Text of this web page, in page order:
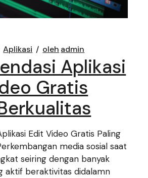
Aplikasi oleh admin
Aplikasi
Gratis
Edit Video Gratis Paling
media sosial saat
seiring dengan banyak
aktif beraktivitas didalamn